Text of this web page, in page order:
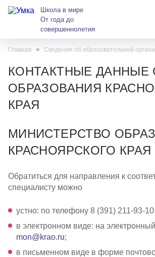
Школа в мире
От года до
совершеннолетия
andreeva@krasumka.ru
Главная Сведения об образовательной
КОНТАКТНЫЕ ДАННЫЕ
ОБРАЗОВАНИЯ
КРАЯ
МИНИСТЕРСТВО
КРАСНОЯРСКОГО КРАЯ
Обратиться для направления к
специалисту можно
устно: по телефону 8 (391) 211-93-10;
в электронном виде: на
mon@krao.ru;
в письменном виде в форме